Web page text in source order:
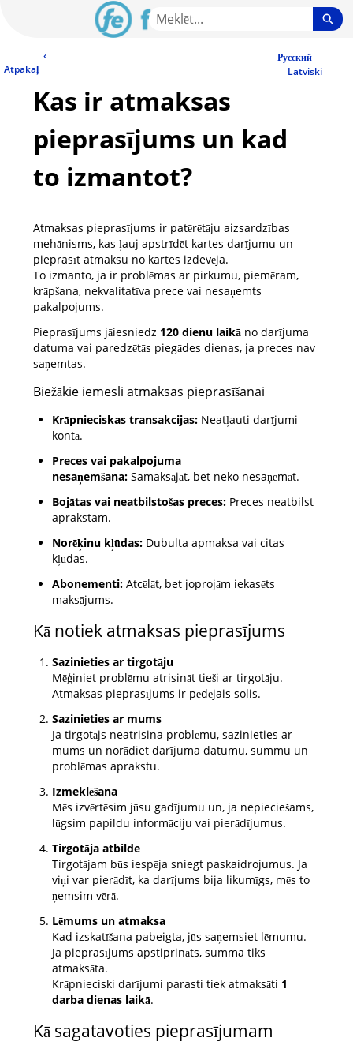
Content‹
Atpakaļ
Русский
Latviski
Kas ir atmaksas
pieprasījums un kad
to izmantot?
Atmaksas pieprasījums ir patērētāju aizsardzības
mehānisms, kas ļauj apstrīdēt kartes darījumu un
pieprasīt atmaksu no kartes izdevēja.
To izmanto, ja ir problēmas ar pirkumu, piemēram,
krāpšana, nekvalitatīva prece vai nesaņemts
pakalpojums.
Pieprasījums jāiesniedz 120 dienu laikā no darījuma
datuma vai paredzētās piegādes dienas, ja preces nav
saņemtas.
Biežākie iemesli atmaksas pieprasīšanai
Krāpnieciskas transakcijas: Neatļauti darījumi
kontā.
Preces vai pakalpojuma
nesaņemšana: Samaksājāt, bet neko nesaņēmāt.
Bojātas vai neatbilstošas preces: Preces neatbilst
aprakstam.
Norēķinu kļūdas: Dubulta apmaksa vai citas
kļūdas.
Abonementi: Atcēlāt, bet joprojām iekasēts
maksājums.
Kā notiek atmaksas pieprasījums
Sazinieties ar tirgotāju
Mēģiniet problēmu atrisināt tieši ar tirgotāju.
Atmaksas pieprasījums ir pēdējais solis.
Sazinieties ar mums
Ja tirgotājs neatrisina problēmu, sazinieties ar
mums un norādiet darījuma datumu, summu un
problēmas aprakstu.
Izmeklēšana
Mēs izvērtēsim jūsu gadījumu un, ja nepieciešams,
lūgsim papildu informāciju vai pierādījumus.
Tirgotāja atbilde
Tirgotājam būs iespēja sniegt paskaidrojumus. Ja
viņi var pierādīt, ka darījums bija likumīgs, mēs to
ņemsim vērā.
Lēmums un atmaksa
Kad izskatīšana pabeigta, jūs saņemsiet lēmumu.
Ja pieprasījums apstiprināts, summa tiks
atmaksāta.
Krāpnieciski darījumi parasti tiek atmaksāti 1
darba dienas laikā.
Kā sagatavoties pieprasījumam